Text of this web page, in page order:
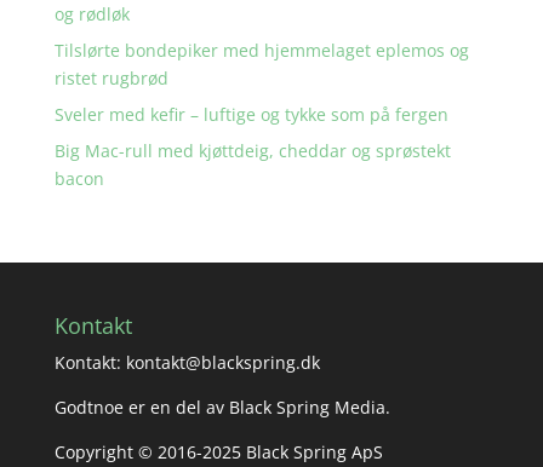
og rødløk
Tilslørte bondepiker med hjemmelaget eplemos og
ristet rugbrød
Sveler med kefir – luftige og tykke som på fergen
Big Mac-rull med kjøttdeig, cheddar og sprøstekt
bacon
Kontakt
Kontakt: kontakt@blackspring.dk
Godtnoe er en del av Black Spring Media.
Copyright © 2016-2025 Black Spring ApS